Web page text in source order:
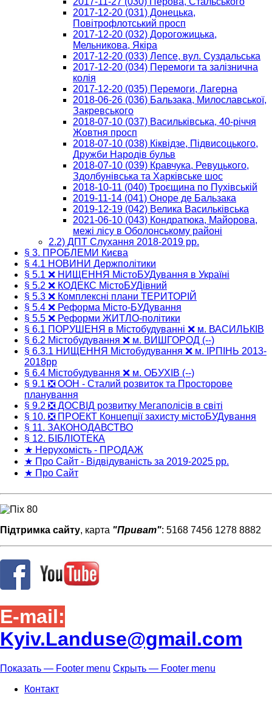
2017-12-20 (031) Донецька,
Повітрофлотський просп
2017-12-20 (032) Дорогожицька,
Мельникова, Якіра
2017-12-20 (033) Лепсе, вул. Суздальська
2017-12-20 (034) Перемоги та залізнична
колія
2017-12-20 (035) Перемоги, Лагерна
2018-06-26 (036) Бальзака, Милославської,
Закревського
2018-07-10 (037) Васильківська, 40-річчя
Жовтня просп
2018-07-10 (038) Кіквідзе, Підвисоцького,
Дружби Народів бульв
2018-07-10 (039) Кравчука, Ревуцького,
Здолбунівська та Харківське шос
2018-10-11 (040) Троєщина по Пухівській
2019-11-14 (041) Оноре де Бальзака
2019-12-19 (042) Велика Васильківська
2021-06-10 (043) Кондратюка, Майорова,
межі лісу в Оболонському районі
2.2) ДПТ Слухання 2018-2019 рр.
§ 3. ПРОБЛЕМИ Києва
§ 4.1 НОВИНИ Держполітики
§ 5.1 ❌ НИЩЕННЯ МістоБУДування в Україні
§ 5.2 ❌ КОДЕКС МістоБУДівний
§ 5.3 ❌ Комплексні плани ТЕРИТОРІЙ
§ 5.4 ❌ Реформа Місто-БУДування
§ 5.5 ❌ Реформи ЖИТЛО-політики
§ 6.1 ПОРУШЕНЯ в Містобудуванні ❌ м. ВАСИЛЬКІВ
§ 6.2 Містобудування ❌ м. ВИШГОРОД (--)
§ 6.3.1 НИЩЕННЯ Містобудування ❌ м. ІРПІНЬ 2013-
2018рр
§ 6.4 Містобудування ❌ м. ОБУХІВ (--)
§ 9.1 ❎ ООН - Сталий розвиток та Просторове
планування
§ 9.2 ❎ ДОСВІД розвитку Мегаполісів в світі
§ 10. ❎ ПРОЕКТ Концепції захисту містоБУДування
§ 11. ЗАКОНОДАВСТВО
§ 12. БІБЛІОТЕКА
★ Нерухомість - ПРОДАЖ
★ Про Сайт - Відвідуваність за 2019-2025 рр.
★ Про Сайт
Підтримка сайту, карта "Приват": 5168 7456 1278 8882
E-mail:
Kyiv.Landuse@gmail.com
Footer
Показать — Footer menu Скрыть — Footer menu
Контакт